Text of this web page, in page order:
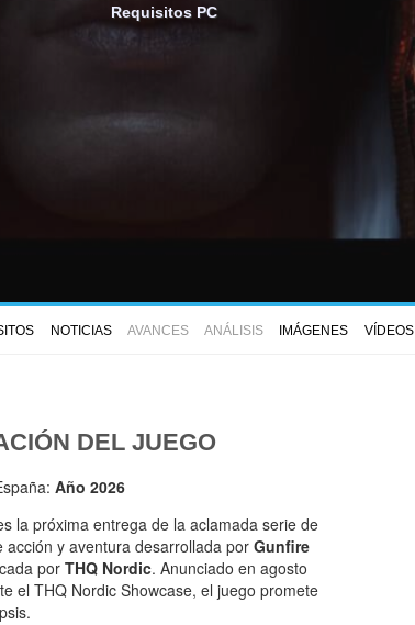
Requisitos PC
NOTICIAS AVANCES ANÁLISIS IMÁGENES VÍDEOS
DEL JUEGO
Año 2026
la próxima entrega de la aclamada serie de
acción y aventura desarrollada por Gunfire
por THQ Nordic. Anunciado en agosto
el THQ Nordic Showcase, el juego promete